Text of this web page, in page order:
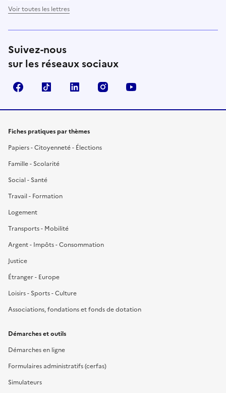
Voir toutes les lettres
Suivez-nous
sur les réseaux sociaux
FacebookTikTok LinkedIn Instagram
Fiches pratiques par thèmes
Papiers - Citoyenneté - Élections
Famille - Scolarité
Social - Santé
Travail - Formation
Logement
Transports - Mobilité
Argent - Impôts - Consommation
Justice
Étranger - Europe
Loisirs - Sports - Culture
Associations, fondations et fonds de dotation
Démarches et outils
Démarches en ligne
Formulaires administratifs (cerfas)
Simulateurs